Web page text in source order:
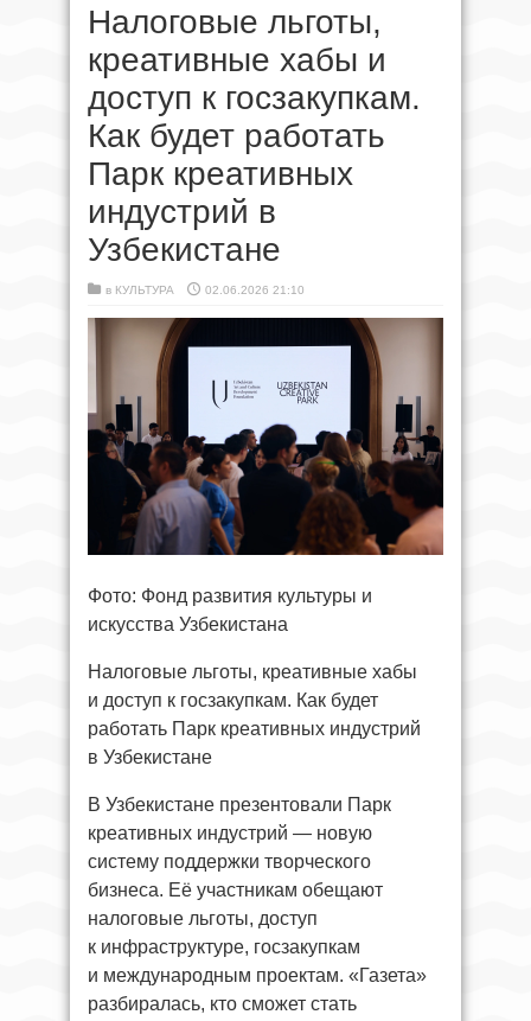
Налоговые льготы,
креативные хабы и
доступ к госзакупкам.
Как будет работать
Парк креативных
индустрий в
Узбекистане
в КУЛЬТУРА 02.06.2026 21:10
Фото: Фонд развития культуры и
искусства Узбекистана
Налоговые льготы, креативные хабы
и доступ к госзакупкам. Как будет
работать Парк креативных индустрий
в Узбекистане
В Узбекистане презентовали Парк
креативных индустрий — новую
систему поддержки творческого
бизнеса. Её участникам обещают
налоговые льготы, доступ
к инфраструктуре, госзакупкам
и международным проектам. «Газета»
разбиралась, кто сможет стать